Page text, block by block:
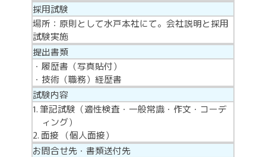
採用試験
場所：原則として水戸本社にて。会社説明と採用
試験実施
提出書類
履歴書（写真貼付）
技術（職務）経歴書
試験内容
筆記試験（適性検査・一般常識・作文・コーデ
ィング）
面接 （個人面接）
お問合せ先・書類送付先